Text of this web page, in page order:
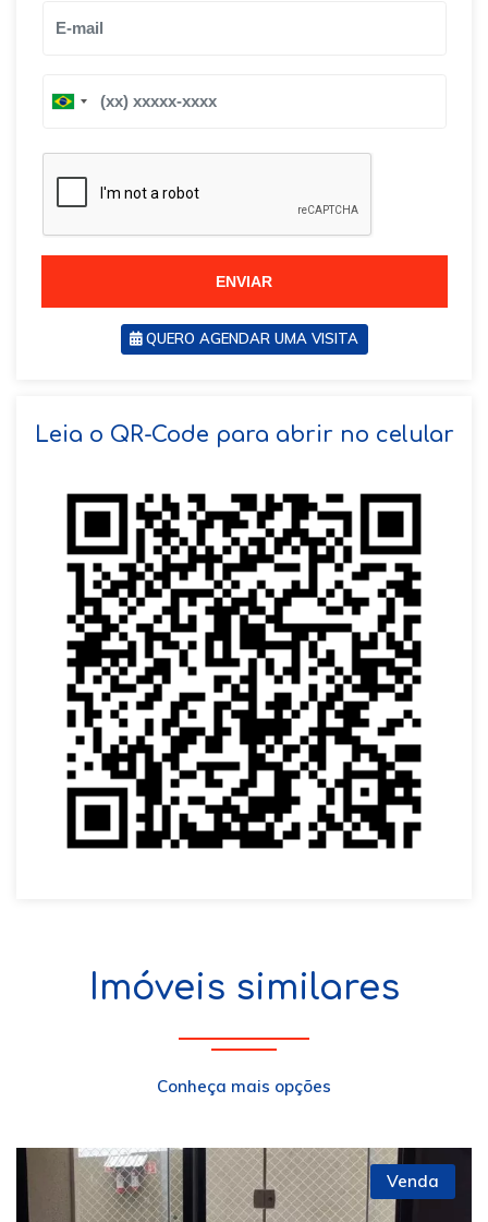
B
i
5
5
ENVIAR
QUERO AGENDAR UMA VISITA
Leia o QR-Code para abrir no celular
Imóveis similares
Conheça mais opções
Venda